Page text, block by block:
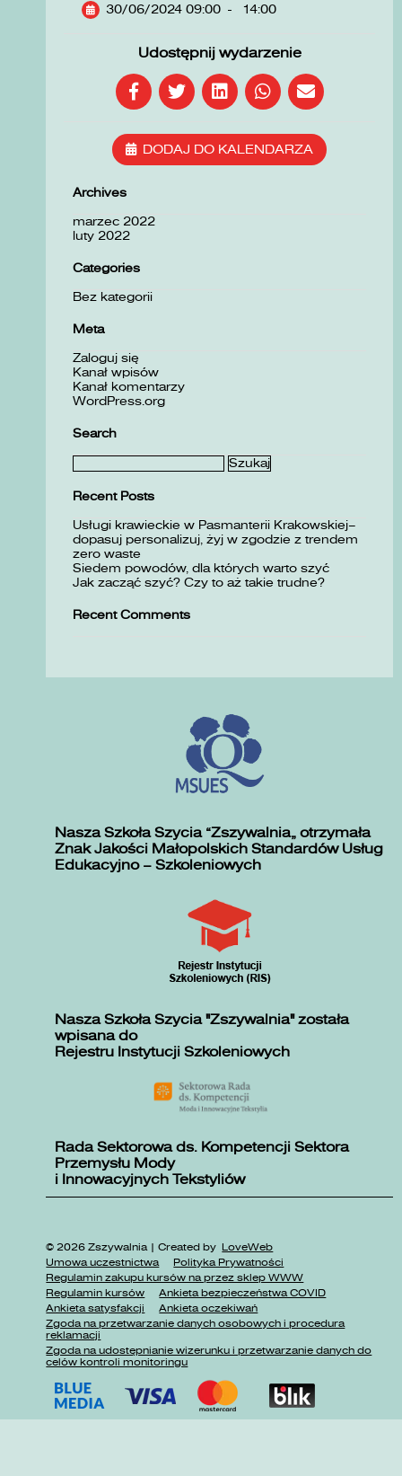
30/06/2024 09:00 - 14:00
Udostępnij wydarzenie
DODAJ DO KALENDARZA
Archives
marzec 2022
luty 2022
Categories
Bez kategorii
Meta
Zaloguj się
Kanał wpisów
Kanał komentarzy
WordPress.org
Search
Szukaj:
Recent Posts
Usługi krawieckie w Pasmanterii Krakowskiej–
dopasuj personalizuj, żyj w zgodzie z trendem
zero waste
Siedem powodów, dla których warto szyć
Jak zacząć szyć? Czy to aż takie trudne?
Recent Comments
Nasza Szkoła Szycia „Zszywalnia” otrzymała
Znak Jakości Małopolskich Standardów Usług
Edukacyjno – Szkoleniowych
Nasza Szkoła Szycia "Zszywalnia" została
wpisana do
Rejestru Instytucji Szkoleniowych
Rada Sektorowa ds. Kompetencji Sektora
Przemysłu Mody
i Innowacyjnych Tekstyliów
© 2026 Zszywalnia | Created by LoveWeb
Umowa uczestnictwa
Polityka Prywatności
Regulamin zakupu kursów na przez sklep WWW
Regulamin kursów
Ankieta bezpieczeństwa COVID
Ankieta satysfakcji
Ankieta oczekiwań
Zgoda na przetwarzanie danych osobowych i procedura
reklamacji
Zgoda na udostępnianie wizerunku i przetwarzanie danych do
celów kontroli monitoringu